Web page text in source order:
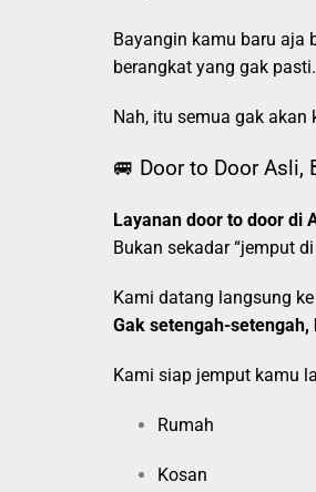
Bayangin kamu baru aja
berangkat yang gak
Nah, itu semua gak
🚐 Door to Door Asli,
Layanan door to door di
Bukan sekadar “jemput
Kami datang langsung
Gak setengah-
Kami siap jemput kamu
Rumah
Kosan